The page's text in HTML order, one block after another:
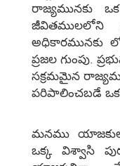
రాజ్యమునకు
జీవితములలోని
ప్రజల గుంపు.
సక్రమమైన
పరిపాలించబడే
మనము
ఒక్క విశ్వాసి